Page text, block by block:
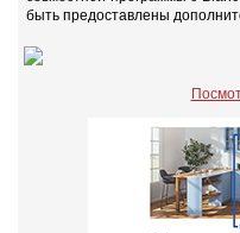
быть предоставлены